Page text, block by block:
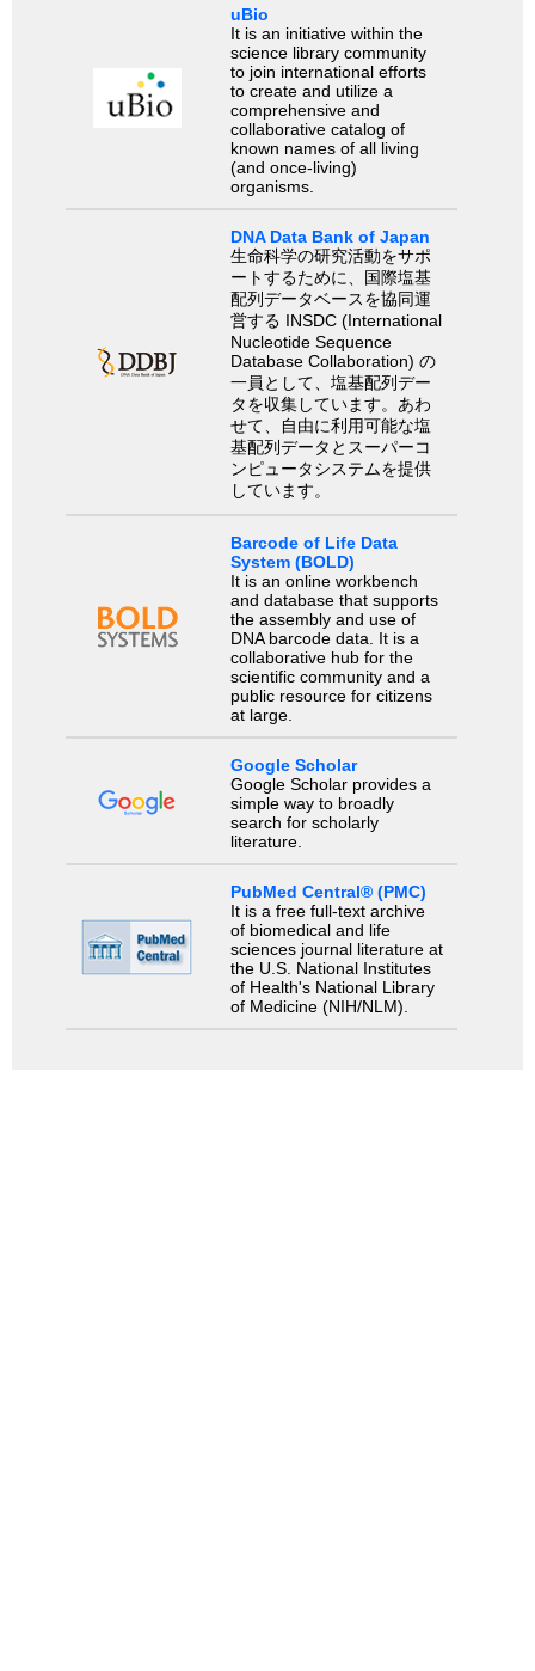
uBio
It is an initiative within the
science library community
to join international efforts
to create and utilize a
comprehensive and
collaborative catalog of
known names of all living
(and once-living)
organisms.
DNA Data Bank of Japan
生命科学の研究活動をサポ
ートするために、国際塩基
配列データベースを協同運
営する INSDC (International
Nucleotide Sequence
Database Collaboration) の
一員として、塩基配列デー
タを収集しています。あわ
せて、自由に利用可能な塩
基配列データとスーパーコ
ンピュータシステムを提供
しています。
Barcode of Life Data
System (BOLD)
It is an online workbench
and database that supports
the assembly and use of
DNA barcode data. It is a
collaborative hub for the
scientific community and a
public resource for citizens
at large.
Google Scholar
Google Scholar provides a
simple way to broadly
search for scholarly
literature.
PubMed Central® (PMC)
It is a free full-text archive
of biomedical and life
sciences journal literature at
the U.S. National Institutes
of Health's National Library
of Medicine (NIH/NLM).